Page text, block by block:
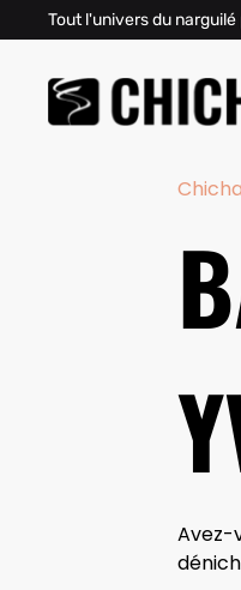
Tout l'univers du narguilé
Avez-